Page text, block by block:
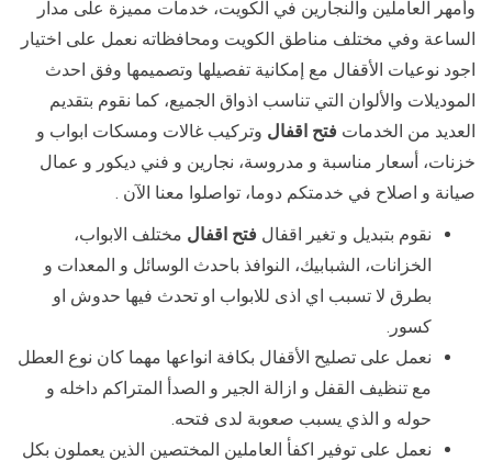
وأمهر العاملين والنجارين في الكويت، خدمات مميزة على مدار
الساعة وفي مختلف مناطق الكويت ومحافظاته نعمل على اختيار
اجود نوعيات الأقفال مع إمكانية تفصيلها وتصميمها وفق احدث
الموديلات والألوان التي تناسب اذواق الجميع، كما نقوم بتقديم
العديد من الخدمات فتح اقفال وتركيب غالات ومسكات ابواب و
خزنات، أسعار مناسبة و مدروسة، نجارين و فني ديكور و عمال
صيانة و اصلاح في خدمتكم دوما، تواصلوا معنا الآن .
نقوم بتبديل و تغير اقفال فتح اقفال مختلف الابواب،
الخزانات، الشبابيك، النوافذ باحدث الوسائل و المعدات و
بطرق لا تسبب اي اذى للابواب او تحدث فيها حدوش او
كسور.
نعمل على تصليح الأقفال بكافة انواعها مهما كان نوع العطل
مع تنظيف القفل و ازالة الجير و الصدأ المتراكم داخله و
حوله و الذي يسبب صعوبة لدى فتحه.
نعمل على توفير اكفأ العاملين المختصين الذين يعملون بكل